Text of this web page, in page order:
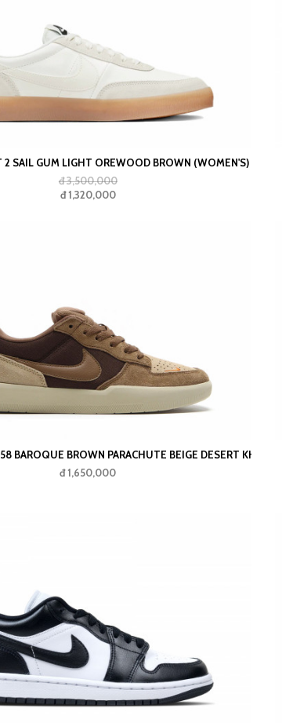
2 SAIL GUM LIGHT OREWOOD BROWN (WOMEN'S)
đ 3,500,000
đ 1,320,000
BAROQUE BROWN PARACHUTE BEIGE DESERT KHAKI
đ 1,650,000